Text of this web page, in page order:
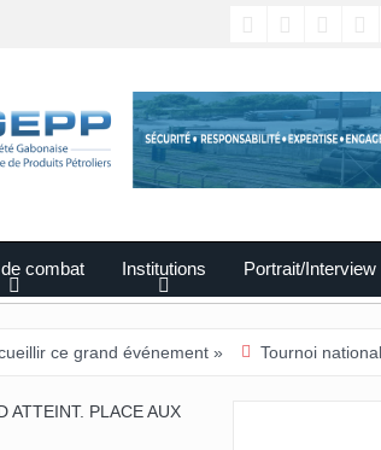
combat Institutions Portrait/Interview
événement » Tournoi national féminin-
ATTEINT. PLACE AUX